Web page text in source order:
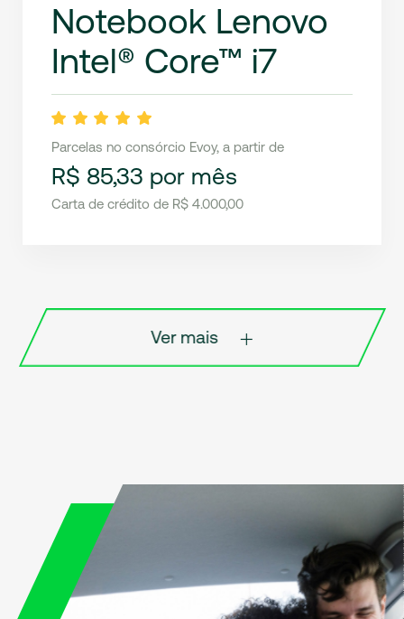
Notebook Lenovo
Intel® Core™ i7
Parcelas no consórcio Evoy, a partir de
R$ 85,33 por mês
Carta de crédito de R$ 4.000,00
Ver mais